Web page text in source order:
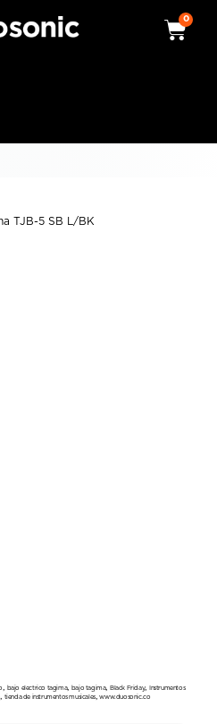
0
TJB-5 SB L/BK
bajo electrico tagima, bajo tagima,Black Friday, Instrumentos
tienda de instrumentos musicales,www.duosonic.co